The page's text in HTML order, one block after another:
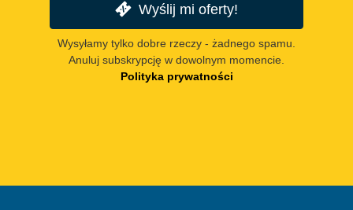
Wyślij mi oferty!
Wysyłamy tylko dobre rzeczy - żadnego spamu.
Anuluj subskrypcję w dowolnym momencie.
Polityka prywatności